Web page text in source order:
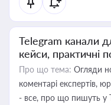
Telegram канали
кейси, практичні
Про що тема: Огляди
коментарі експертів,
- все, про що пишуть у